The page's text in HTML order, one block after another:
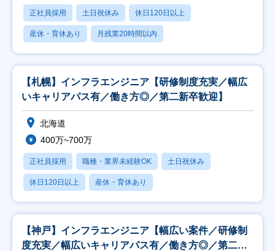
正社員採用 土日祝休み 休日120日以上
産休・育休あり 月残業20時間以内
【札幌】インフラエンジニア【研修制度充実／幅広
いキャリアパス有／働き方◎／第二新卒歓迎】
北海道
400万~700万
正社員採用 職種・業界未経験OK 土日祝休み
休日120日以上 産休・育休あり
【神戸】インフラエンジニア【幅広い案件／研修制
度充実／幅広いキャリアパス有／働き方◎／第二新